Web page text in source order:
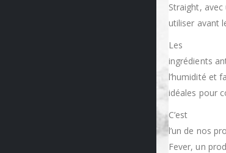
Straight,
utiliser avant
Les
ingrédients
l’humidité et
idéales pour
C’est
l’un de nos
Fever, un